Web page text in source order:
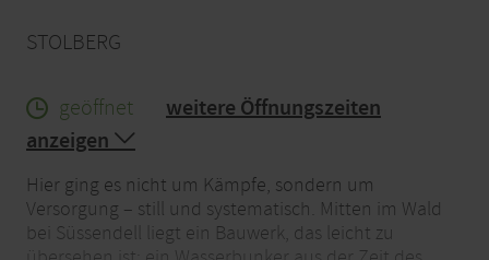
STOLBERG
geöffnet
weitere Öffnungszeiten
anzeigen
Hier ging es nicht um Kämpfe, sondern um
Versorgung – still und systematisch. Mitten im Wald
bei Süssendell liegt ein Bauwerk, das leicht zu